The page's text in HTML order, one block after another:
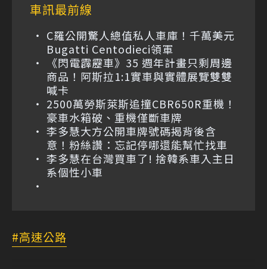
車訊最前線
C羅公開驚人總值私人車庫！千萬美元
Bugatti Centodieci領軍
《閃電霹靂車》35 週年計畫只剩周邊
商品！阿斯拉1:1實車與實體展覽雙雙
喊卡
2500萬勞斯萊斯追撞CBR650R重機！
豪車水箱破、重機僅斷車牌
李多慧大方公開車牌號碼揭背後含
意！粉絲讚：忘記停哪還能幫忙找車
李多慧在台灣買車了! 捨韓系車入主日
系個性小車
高速公路